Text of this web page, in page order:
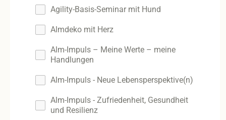
Agility-Basis-Seminar mit Hund
Almdeko mit Herz
Alm-Impuls – Meine Werte – meine
Handlungen
Alm-Impuls - Neue Lebensperspektive(n)
Alm-Impuls - Zufriedenheit, Gesundheit
und Resilienz